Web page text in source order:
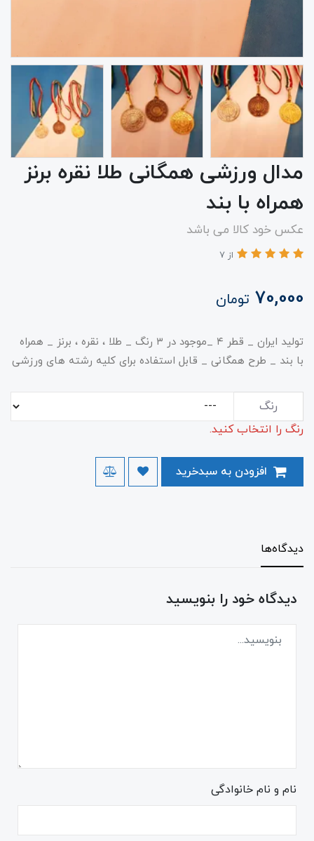
مدال ورزشی همگانی طلا نقره برنز
همراه با بند
عکس خود کالا می باشد
از 7
70,000 تومان
تولید ایران _ قطر ۴ _موجود در ۳ رنگ _ طلا ، نقره ، برنز _ همراه
با بند _ طرح همگانی _ قابل استفاده برای کلیه رشته های ورزشی
رنگ
رنگ را انتخاب کنید.
دیدگاه‌ها
دیدگاه خود را بنویسید
نام و نام خانوادگی